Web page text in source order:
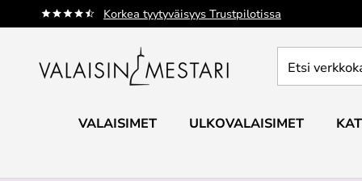
Korkea tyytyväisyys Trustpilotissa
Skip
to
verkkokaupan
VALAISIMET ULKOVALAISIMET